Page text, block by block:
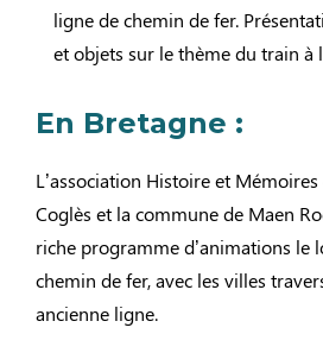
ligne de chemin de fer.
et objets sur le thème du train à
En Bretagne :
L’association Histoire et
Coglès et la commune de Maen
riche programme d’animations le
chemin de fer, avec les villes
ancienne ligne.